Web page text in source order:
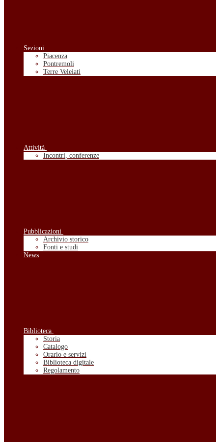
Sezioni
Piacenza
Pontremoli
Terre Veleiati
Attività
Incontri, conferenze
Pubblicazioni
Archivio storico
Fonti e studi
News
Biblioteca
Storia
Catalogo
Orario e servizi
Biblioteca digitale
Regolamento